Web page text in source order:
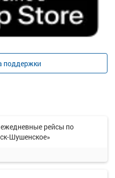
поддержки
рейсы по
Шушенское»